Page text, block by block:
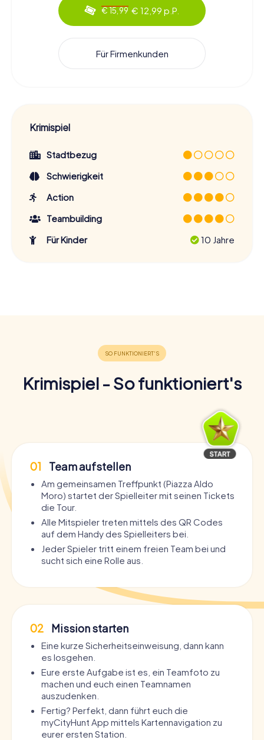
€ 15,99 € 12,99 p.P.
Für Firmenkunden
Krimispiel
Stadtbezug
Schwierigkeit
Action
Teambuilding
Für Kinder
10 Jahre
Krimispiel - So funktioniert's
01 Team aufstellen
Am gemeinsamen Treffpunkt (Piazza Aldo
Moro) startet der Spielleiter mit seinen Tickets
die Tour.
Alle Mitspieler treten mittels des QR Codes
auf dem Handy des Spielleiters bei.
Jeder Spieler tritt einem freien Team bei und
sucht sich eine Rolle aus.
02 Mission starten
Eine kurze Sicherheitseinweisung, dann kann
es losgehen.
Eure erste Aufgabe ist es, ein Teamfoto zu
machen und euch einen Teamnamen
auszudenken.
Fertig? Perfekt, dann führt euch die
myCityHunt App mittels Kartennavigation zu
eurer ersten Station.